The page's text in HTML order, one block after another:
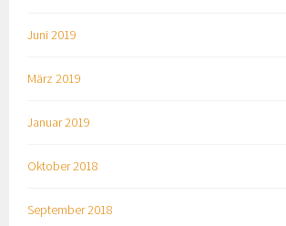
Juni 2019
März 2019
Januar 2019
Oktober 2018
September 2018